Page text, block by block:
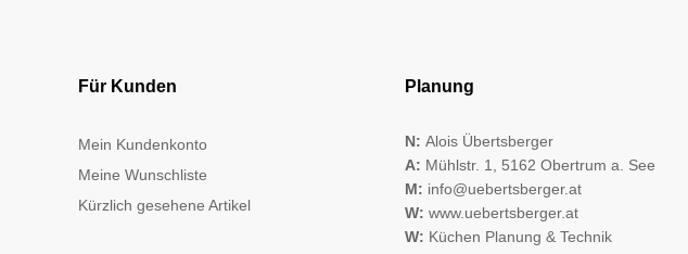
Für Kunden
Mein Kundenkonto
Meine Wunschliste
Kürzlich gesehene Artikel
Planung
N: Alois Übertsberger
A: Mühlstr. 1, 5162 Obertrum a. See
M: info@uebertsberger.at
W: www.uebertsberger.at
W: Küchen Planung & Technik